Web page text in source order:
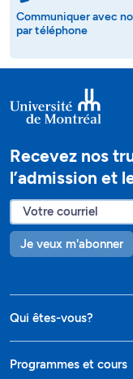
Communiquer avec
par téléphone
Recevez nos
l’admission et
Je veux m'abonner
Qui êtes-vous?
Programmes et cours